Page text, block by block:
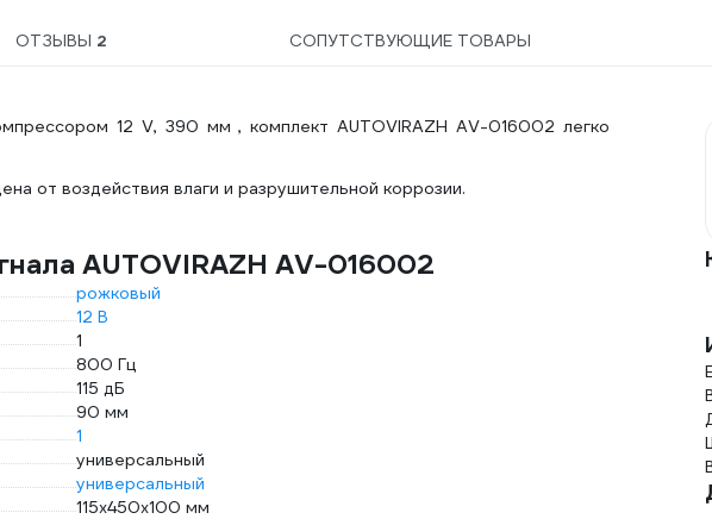
ОТЗЫВЫ 2 СОПУТСТВУЮЩИЕ ТОВАРЫ
12 V, 390 мм , комплект AUTOVIRAZH AV-016002 легко
от воздействия влаги и разрушительной коррозии.
AUTOVIRAZH AV-016002
рожковый
12 В
1
800 Гц
115 дБ
90 мм
1
универсальный
универсальный
115x450x100 мм